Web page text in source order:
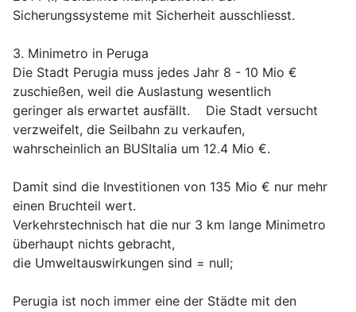
Sicherungssysteme mit Sicherheit ausschliesst.
3. Minimetro in Peruga
Die Stadt Perugia muss jedes Jahr 8 - 10 Mio €
zuschießen, weil die Auslastung wesentlich
geringer als erwartet ausfällt. Die Stadt versucht
verzweifelt, die Seilbahn zu verkaufen,
wahrscheinlich an BUSItalia um 12.4 Mio €.
Damit sind die Investitionen von 135 Mio € nur mehr
einen Bruchteil wert.
Verkehrstechnisch hat die nur 3 km lange Minimetro
überhaupt nichts gebracht,
die Umweltauswirkungen sind = null;
Perugia ist noch immer eine der Städte mit den